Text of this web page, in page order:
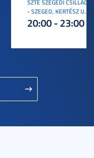
SZTE SZEGEDI
- SZEGED, KERTÉSZ U. 3.
20:00 - 23:00